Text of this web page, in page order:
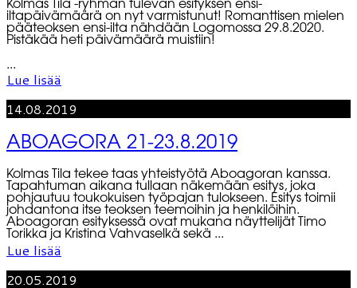
Kolmas Tila -ryhmän tulevan esityksen ensi-
iltapäivämäärä on nyt varmistunut! Romanttisen mielen
pääteoksen ensi-ilta nähdään Logomossa 29.8.2020.
Pistäkää heti päivämäärä muistiin!
...
Lue lisää
14.08.2019
ABOAGORA 21-23.8.2019
Kolmas Tila tekee taas yhteistyötä Aboagoran kanssa.
Tapahtuman aikana tullaan näkemään esitys, joka
pohjautuu toukokuisen työpajan tulokseen. Esitys toimii
johdantona itse teoksen teemoihin ja henkilöihin.
Aboagoran esityksessä ovat mukana näyttelijät Timo
Torikka ja Kristina Vahvaselkä sekä ...
Lue lisää
20.05.2019